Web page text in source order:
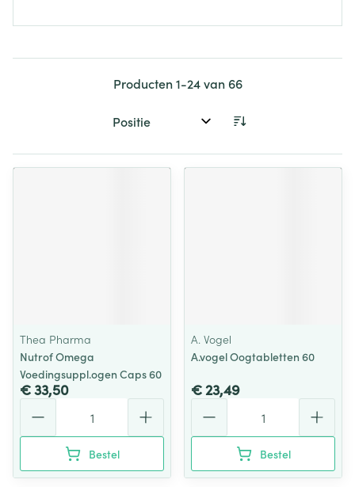
Producten1-24van 66
Sorteer op:
Thea Pharma
Nutrof Omega
Voedingsuppl.ogen Caps 60
€ 33,50
Bestel
A. Vogel
A.vogel Oogtabletten 60
€ 23,49
Bestel